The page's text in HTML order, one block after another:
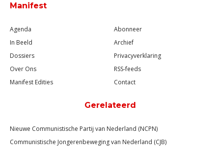
Manifest
Agenda
In Beeld
Dossiers
Over Ons
Manifest Edities
Abonneer
Archief
Privacyverklaring
RSS-feeds
Contact
Gerelateerd
Nieuwe Communistische Partij van Nederland (NCPN)
Communistische Jongerenbeweging van Nederland (CJB)